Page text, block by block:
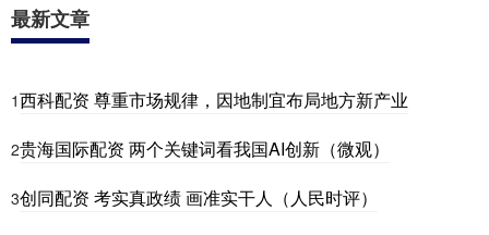
最新文章
1西科配资 尊重市场规律，因地制宜布局地方新产业
2贵海国际配资 两个关键词看我国AI创新（微观）
3创同配资 考实真政绩 画准实干人（人民时评）